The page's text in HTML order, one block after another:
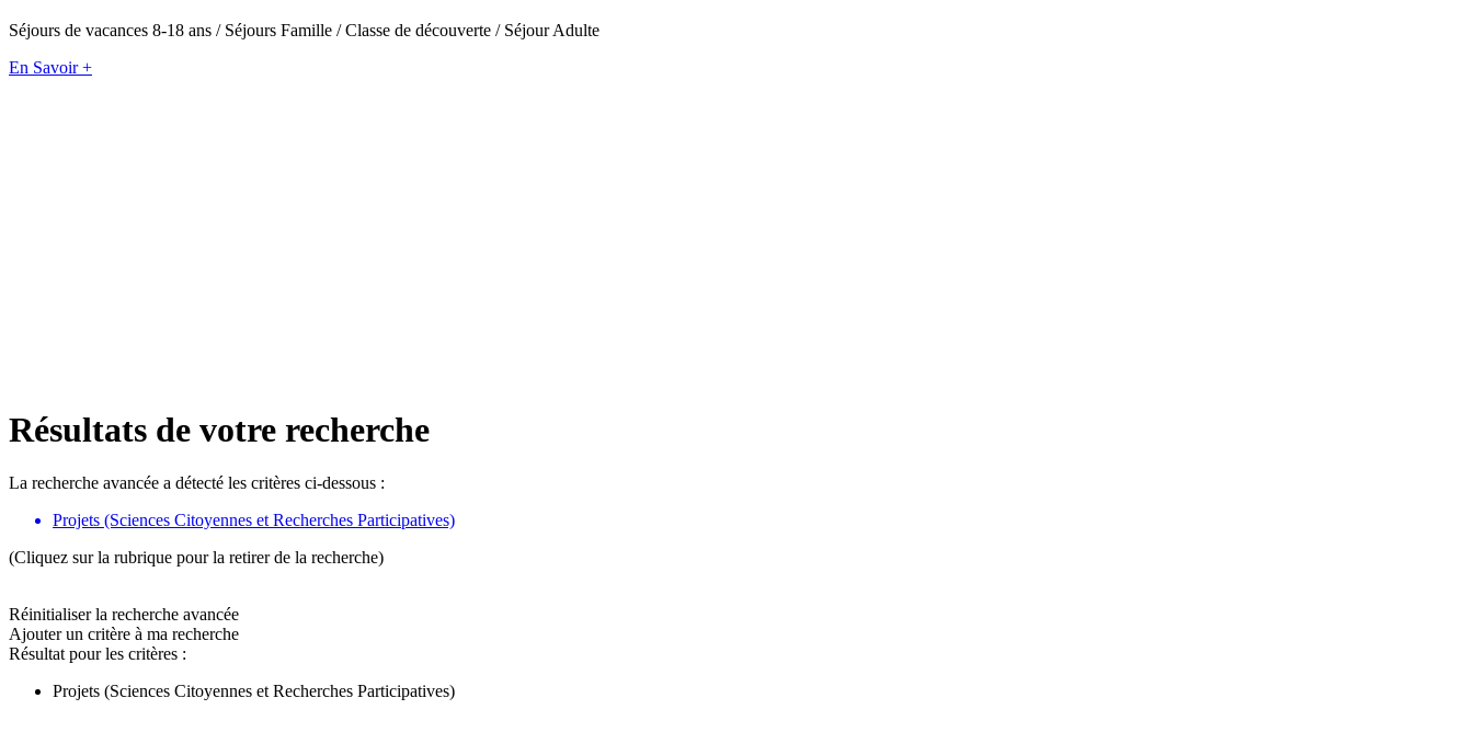
Séjours de vacances 8-18 ans / Séjours Famille / Classe de découverte / Séjour Adulte
En Savoir +
Résultats de votre recherche
La recherche avancée a détecté les critères ci-dessous :
Projets (Sciences Citoyennes et Recherches Participatives)
(Cliquez sur la rubrique pour la retirer de la recherche)
Réinitialiser la recherche avancée
Ajouter un critère à ma recherche
Résultat pour les critères :
Projets (Sciences Citoyennes et Recherches Participatives)